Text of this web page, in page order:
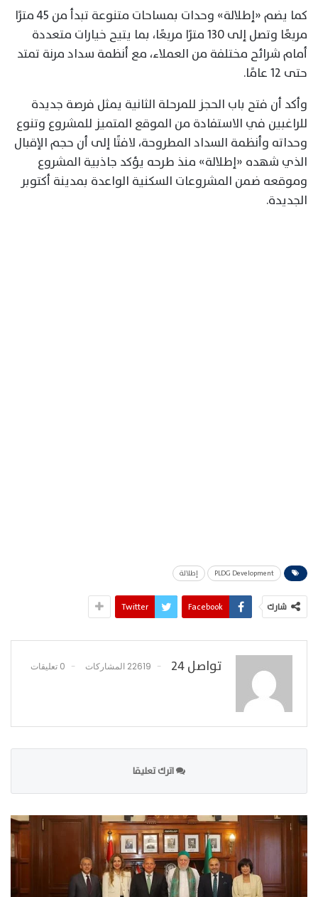
كما يضم «إطلالة» وحدات بمساحات متنوعة تبدأ من 45 مترًا
مربعًا وتصل إلى 130 مترًا مربعًا، بما يتيح خيارات متعددة
أمام شرائح مختلفة من العملاء، مع أنظمة سداد مرنة تمتد
حتى 12 عامًا.
وأكد أن فتح باب الحجز للمرحلة الثانية يمثل فرصة جديدة
للراغبين في الاستفادة من الموقع المتميز للمشروع وتنوع
وحداته وأنظمة السداد المطروحة، لافتًا إلى أن حجم الإقبال
الذي شهده «إطلالة» منذ طرحه يؤكد جاذبية المشروع
وموقعه ضمن المشروعات السكنية الواعدة بمدينة أكتوبر
الجديدة.
PLDG Development إطلالة
شارك Facebook
Twitter
تواصل 24 22619 المشاركات 0 تعليقات
اترك تعليقا